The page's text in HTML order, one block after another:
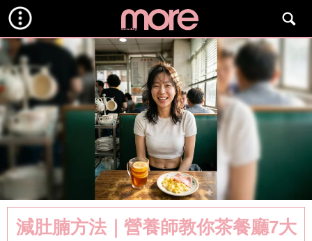
減肚腩方法｜營養師教你茶餐廳7大